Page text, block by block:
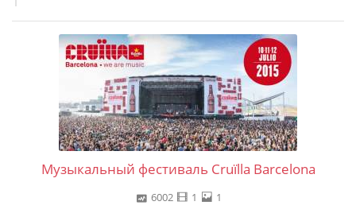
Музыкальный фестиваль Cruïlla Barcelona
6002 1 1